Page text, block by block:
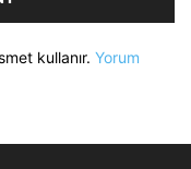
kullanır. Yorum